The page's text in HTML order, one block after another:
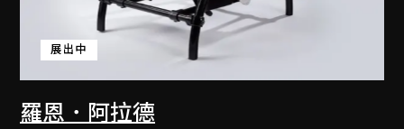
羅恩．阿拉德
展出中